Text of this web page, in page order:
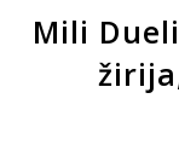
Mili